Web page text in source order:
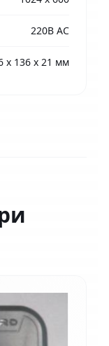
220В AC
х 136 х 21 мм